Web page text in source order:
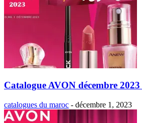
Catalogue AVON décembre
catalogues du maroc - décembre 1, 2023